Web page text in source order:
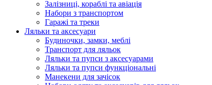
Залізниці, кораблі та авіація
Набори з транспортом
Гаражі та треки
Ляльки та аксесуари
Будиночки, замки, меблі
Транспорт для ляльок
Ляльки та пупси з аксесуарами
Ляльки та пупси функціональні
Манекени для зачісок